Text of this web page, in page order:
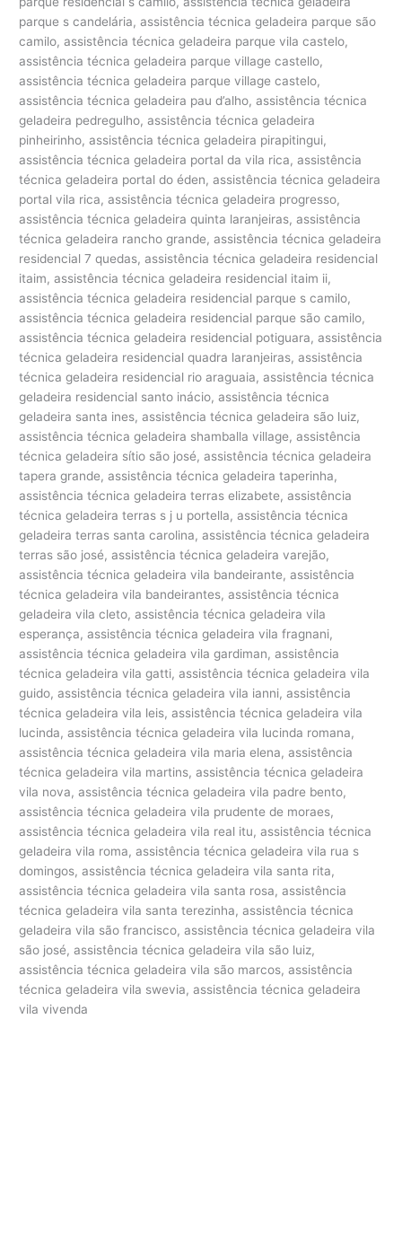
parque s candelária, assistência técnica geladeira parque são
camilo, assistência técnica geladeira parque vila castelo,
assistência técnica geladeira parque village castello,
assistência técnica geladeira parque village castelo,
assistência técnica geladeira pau d’alho, assistência técnica
geladeira pedregulho, assistência técnica geladeira
pinheirinho, assistência técnica geladeira pirapitingui,
assistência técnica geladeira portal da vila rica, assistência
técnica geladeira portal do éden, assistência técnica geladeira
portal vila rica, assistência técnica geladeira progresso,
assistência técnica geladeira quinta laranjeiras, assistência
técnica geladeira rancho grande, assistência técnica geladeira
residencial 7 quedas, assistência técnica geladeira residencial
itaim, assistência técnica geladeira residencial itaim ii,
assistência técnica geladeira residencial parque s camilo,
assistência técnica geladeira residencial parque são camilo,
assistência técnica geladeira residencial potiguara, assistência
técnica geladeira residencial quadra laranjeiras, assistência
técnica geladeira residencial rio araguaia, assistência técnica
geladeira residencial santo inácio, assistência técnica
geladeira santa ines, assistência técnica geladeira são luiz,
assistência técnica geladeira shamballa village, assistência
técnica geladeira sítio são josé, assistência técnica geladeira
tapera grande, assistência técnica geladeira taperinha,
assistência técnica geladeira terras elizabete, assistência
técnica geladeira terras s j u portella, assistência técnica
geladeira terras santa carolina, assistência técnica geladeira
terras são josé, assistência técnica geladeira varejão,
assistência técnica geladeira vila bandeirante, assistência
técnica geladeira vila bandeirantes, assistência técnica
geladeira vila cleto, assistência técnica geladeira vila
esperança, assistência técnica geladeira vila fragnani,
assistência técnica geladeira vila gardiman, assistência
técnica geladeira vila gatti, assistência técnica geladeira vila
guido, assistência técnica geladeira vila ianni, assistência
técnica geladeira vila leis, assistência técnica geladeira vila
lucinda, assistência técnica geladeira vila lucinda romana,
assistência técnica geladeira vila maria elena, assistência
técnica geladeira vila martins, assistência técnica geladeira
vila nova, assistência técnica geladeira vila padre bento,
assistência técnica geladeira vila prudente de moraes,
assistência técnica geladeira vila real itu, assistência técnica
geladeira vila roma, assistência técnica geladeira vila rua s
domingos, assistência técnica geladeira vila santa rita,
assistência técnica geladeira vila santa rosa, assistência
técnica geladeira vila santa terezinha, assistência técnica
geladeira vila são francisco, assistência técnica geladeira vila
são josé, assistência técnica geladeira vila são luiz,
assistência técnica geladeira vila são marcos, assistência
técnica geladeira vila swevia, assistência técnica geladeira
vila vivenda